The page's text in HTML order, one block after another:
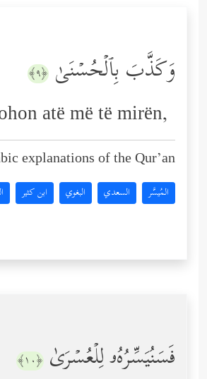
وَكَذَّبَ بِٱلۡحُسۡنَىٰ ﴿٩﴾
atë më të mirën,
explanations of the Qur’an:
المُيسَّر السعدي البغوي ابن كثير
فَسَنُیَسِّرُهُۥ لِلۡعُسۡرَىٰ ﴿١٠﴾